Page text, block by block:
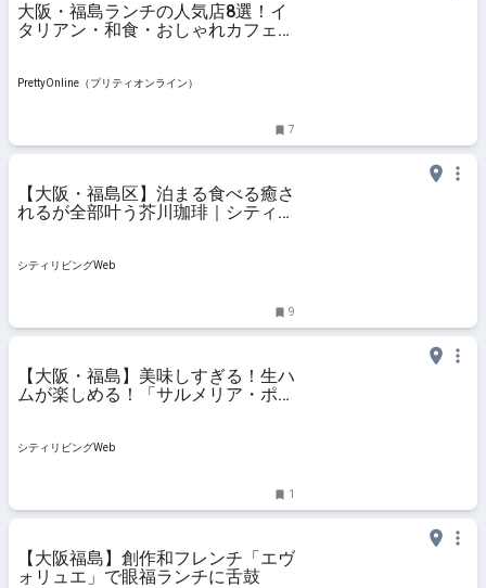
大阪・福島ランチの人気店8選！イ
タリアン・和食・おしゃれカフェま
PrettyOnline（プリティオンライン）
7
【大阪・福島区】泊まる食べる癒さ
れるが全部叶う芥川珈琲｜シティリ
シティリビングWeb
9
【大阪・福島】美味しすぎる！生ハ
ムが楽しめる！「サルメリア・ポル
シティリビングWeb
1
【大阪福島】創作和フレンチ「エヴ
ォリュエ」で眼福ランチに舌鼓